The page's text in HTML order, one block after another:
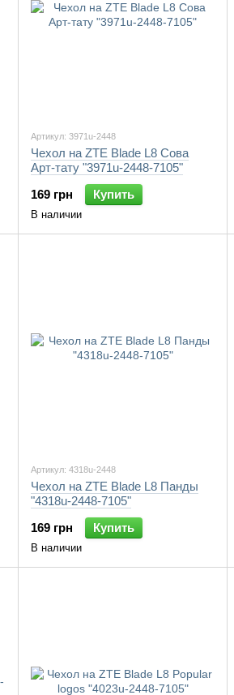
Артикул: 3971u-2448
Чехол на ZTE Blade L8 Сова
Арт-тату "3971u-2448-7105"
169 грн
Купить
В наличии
Артикул: 4318u-2448
Чехол на ZTE Blade L8 Панды
"4318u-2448-7105"
169 грн
Купить
В наличии